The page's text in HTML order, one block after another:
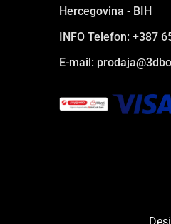
Hercegovina - BIH
INFO Telefon: +387
E-mail: